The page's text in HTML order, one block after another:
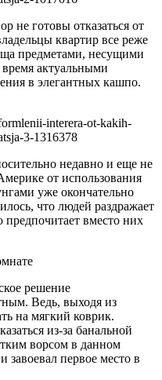
не готовы отказаться от
квартир все реже
предметами, несущими
актуальными
в элегантных кашпо.
недавно и еще не
от использования
уже окончательно
что людей раздражает
предпочитает вместо них
решение
Ведь, выходя из
на мягкий коврик.
из-за банальной
ворсом в данном
завоевал первое место в